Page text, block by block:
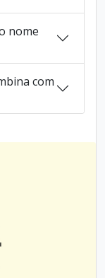
nome
com